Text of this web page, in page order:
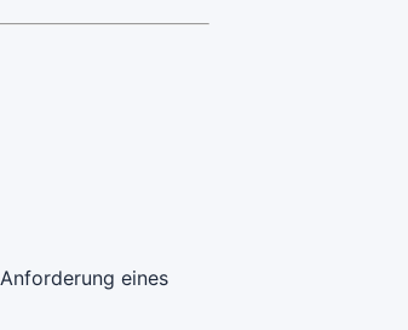
eines